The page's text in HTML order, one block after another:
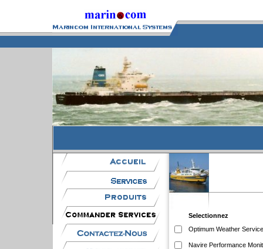
Selectionnez
Optimum Weather
Navire Performance